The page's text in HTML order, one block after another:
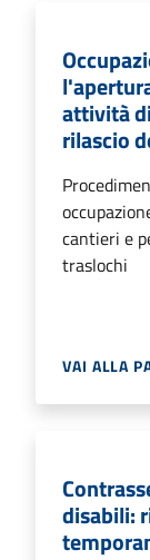
attività
rilascio
cantieri e
traslochi
VAI ALLA
disabili: